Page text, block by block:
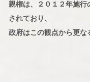
親権は、２０１２年施行
されており、
政府はこの観点から更な